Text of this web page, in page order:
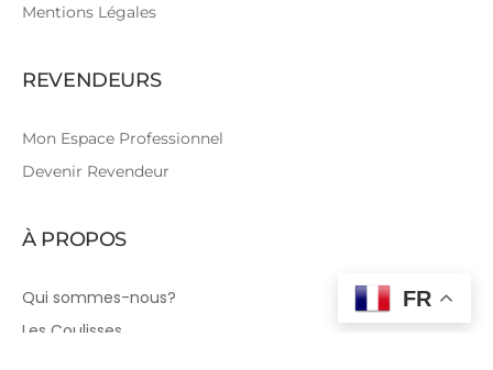
Mentions Légales
REVENDEURS
Mon Espace Professionnel
Devenir Revendeur
À PROPOS
Qui sommes-nous?
Les Coulisses
FR